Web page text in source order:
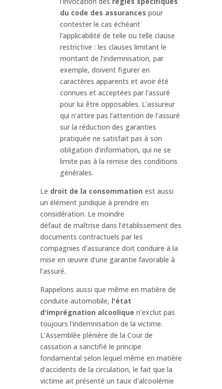
du code des assurances pour
contester le cas échéant
l'applicabilité de telle ou telle clause
restrictive : les clauses limitant le
montant de l’indemnisation, par
exemple, doivent figurer en
caractères apparents et avoir été
connues et acceptées par l’assuré
pour lui être opposables. L’assureur
qui n’attire pas l’attention de l’assuré
sur la réduction des garanties
pratiquée ne satisfait pas à son
obligation d’information, qui ne se
limite pas à la remise des conditions
générales.
Le droit de la consommation est aussi
un élément juridique à prendre en
considération. Le moindre
défaut de maîtrise dans l’établissement des
documents contractuels par les
compagnies d’assurance doit conduire à la
mise en œuvre d’une garantie favorable à
l’assuré.
Rappelons aussi que même en matière de
conduite automobile, l'état
d'imprégnation alcoolique n'exclut pas
toujours l'indemnisation de la victime.
L’Assemblée plénière de la Cour de
cassation a sanctifié le principe
fondamental selon lequel même en matière
d’accidents de la circulation, le fait que la
victime ait présenté un taux d'alcoolémie